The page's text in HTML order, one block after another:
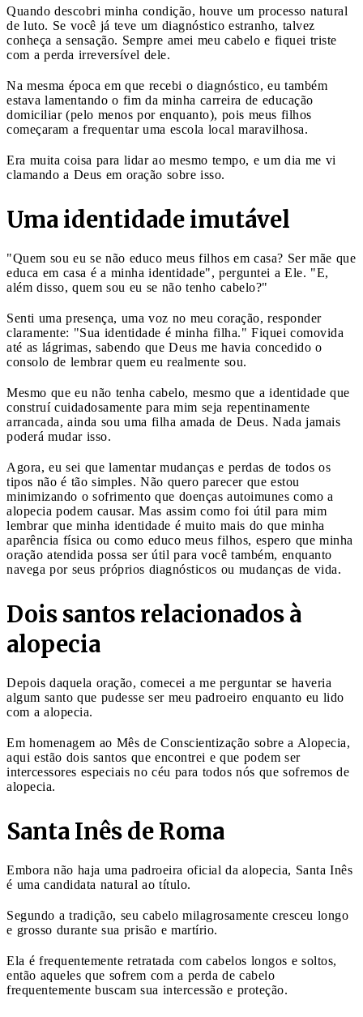
Quando descobri minha condição, houve um processo natural
de luto. Se você já teve um diagnóstico estranho, talvez
conheça a sensação. Sempre amei meu cabelo e fiquei triste
com a perda irreversível dele.
Na mesma época em que recebi o diagnóstico, eu também
estava lamentando o fim da minha carreira de educação
domiciliar (pelo menos por enquanto), pois meus filhos
começaram a frequentar uma escola local maravilhosa.
Era muita coisa para lidar ao mesmo tempo, e um dia me vi
clamando a Deus em oração sobre isso.
Uma identidade imutável
"Quem sou eu se não educo meus filhos em casa? Ser mãe que
educa em casa é a minha identidade", perguntei a Ele. "E,
além disso, quem sou eu se não tenho cabelo?"
Senti uma presença, uma voz no meu coração, responder
claramente: "Sua identidade é minha filha." Fiquei comovida
até as lágrimas, sabendo que Deus me havia concedido o
consolo de lembrar quem eu realmente sou.
Mesmo que eu não tenha cabelo, mesmo que a identidade que
construí cuidadosamente para mim seja repentinamente
arrancada, ainda sou uma filha amada de Deus. Nada jamais
poderá mudar isso.
Agora, eu sei que lamentar mudanças e perdas de todos os
tipos não é tão simples. Não quero parecer que estou
minimizando o sofrimento que doenças autoimunes como a
alopecia podem causar. Mas assim como foi útil para mim
lembrar que minha identidade é muito mais do que minha
aparência física ou como educo meus filhos, espero que minha
oração atendida possa ser útil para você também, enquanto
navega por seus próprios diagnósticos ou mudanças de vida.
Dois santos relacionados à
alopecia
Depois daquela oração, comecei a me perguntar se haveria
algum santo que pudesse ser meu padroeiro enquanto eu lido
com a alopecia.
Em homenagem ao Mês de Conscientização sobre a Alopecia,
aqui estão dois santos que encontrei e que podem ser
intercessores especiais no céu para todos nós que sofremos de
alopecia.
Santa Inês de Roma
Embora não haja uma padroeira oficial da alopecia, Santa Inês
é uma candidata natural ao título.
Segundo a tradição, seu cabelo milagrosamente cresceu longo
e grosso durante sua prisão e martírio.
Ela é frequentemente retratada com cabelos longos e soltos,
então aqueles que sofrem com a perda de cabelo
frequentemente buscam sua intercessão e proteção.